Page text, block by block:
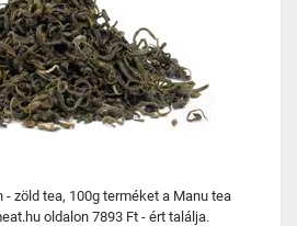
- zöld tea, 100g terméket a Manu tea
oldalon 7893 Ft - ért találja.